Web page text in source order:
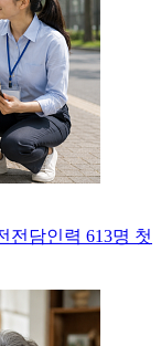
전담인력 613명 첫